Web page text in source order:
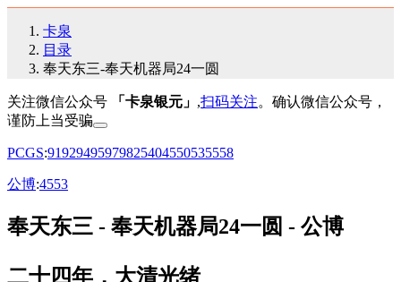
卡泉
目录
奉天东三-奉天机器局24一圆
关注微信公众号 「卡泉银元」 ,扫码关注。确认微信公众号，
谨防上当受骗
PCGS:91929495979825404550535558
公博:4553
奉天东三 - 奉天机器局24一圆 - 公博
二十四年，大清光绪